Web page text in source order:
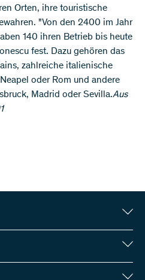
Orten, ihre touristische
"Von den 2400 im Jahr
140 ihren Betrieb bis heute
fest. Dazu gehören das
zahlreiche italienische
oder Rom und andere
Madrid oder Sevilla.​Aus